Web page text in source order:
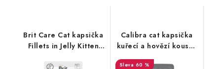
Brit Care Cat kapsička
Fillets in Jelly Kitten
Calibra cat kapsička
kuřecí a hovězí kousky
v omáčce - 100g
60 %